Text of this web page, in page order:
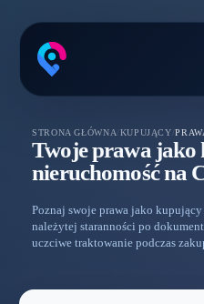
STRONA GŁÓWNA KUPUJĄCY/
Twoje prawa jako
nieruchomość na
Poznaj swoje prawa jako
należytej staranności po
uczciwe traktowanie podczas